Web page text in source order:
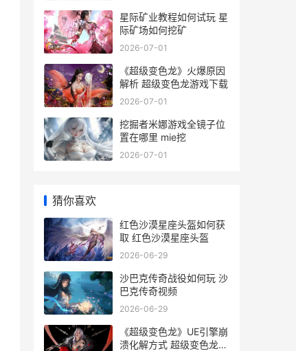
星际矿业教程如何试玩 星
际矿场如何挖矿
2026-07-01
《超级变色龙》火爆原因
解析 超级变色龙游戏下载
2026-07-01
挖掘者米娜游戏全镜子位
置在哪里 mie挖
2026-07-01
猜你喜欢
红色沙漠星座头盔如何获
取 红色沙漠星座头盔
2026-06-29
沙巴克传奇战役如何玩 沙
巴克传奇视频
2026-06-29
《超级变色龙》UE引擎崩
溃化解方式 超级变色龙